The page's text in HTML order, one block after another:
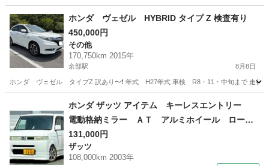
兵庫 西脇市 N-BOX 車両
ホンダ ヴェゼル HYBRID タイプ Z 検査有り
450,000円
その他
170,750km 2015年
余部駅 8月8日
ホンダ ヴェゼル タイプZ 訳あり〜❗️ 年式 H27年式 車検 R8・11・中旬まで 走
余部駅
ホンダ ザッツ アイテム キーレスエントリー
電動格納ミラー ＡＴ アルミホイール ローダ
ウン ハーフフルエアロ エアコン パワステ
エアバッグ 黒革調シートカバー （検9.1）
131,000円
ザッツ
108,000km 2003年